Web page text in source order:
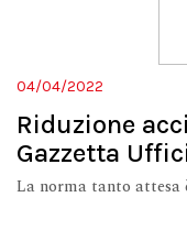
04/04/2022
Riduzione
Gazzetta
La norma tanto attesa